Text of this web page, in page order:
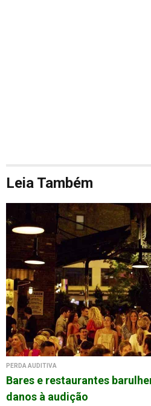
Leia Também
PERDA AUDITIVA
Bares e restaurantes
danos à audição